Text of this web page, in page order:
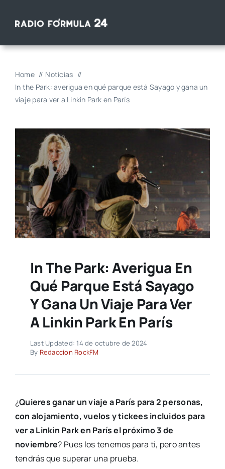
Home
Noticias
In the Park: averigua en qué parque está Sayago y gana un
viaje para ver a Linkin Park en París
In The Park: Averigua En
Qué Parque Está Sayago
Y Gana Un Viaje Para Ver
A Linkin Park En París
Last Updated: 14 de octubre de 2024
By Redaccion RockFM
¿Quieres ganar un viaje a París para 2 personas,
con alojamiento, vuelos y tickees incluidos para
ver a Linkin Park en París el próximo 3 de
noviembre? Pues los tenemos para ti, pero antes
tendrás que superar una prueba.